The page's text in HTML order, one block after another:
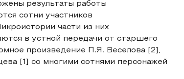
результаты работы
сотни участников
части из них
в устной передачи от старшего
произведение П.Я. Веселова [2],
[1] со многими сотнями персонажей